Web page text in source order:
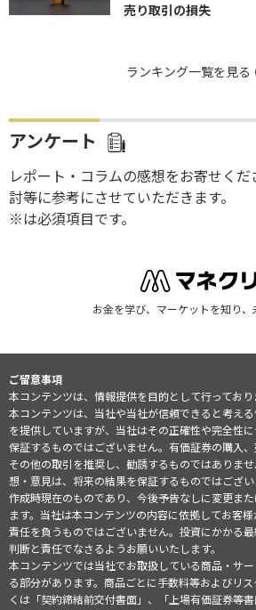
売り取引の損失
ランキング一覧を見る
アンケート
レポート・コラムの感想をお寄せく
討等に参考にさせていただきます。
※は必須項目です。
お金を学び、マーケットを知り、
ご留意事項
本コンテンツは、情報提供を目的として行っており
本コンテンツは、当社や当社が信頼できると考え
を提供していますが、当社はその正確性や完全性
保証するものではございません。有価証券の購入、
その他の取引を推奨し、勧誘するものではありま
想・意見は、将来の結果を保証するものではござ
作成時現在のものであり、今後予告なしに変更ま
ます。当社は本コンテンツの内容に依拠してお客
責任を負うものではございません。投資にかかる
判断と責任でなさるようお願いいたします。
本コンテンツでは当社でお取扱している商品・サ
る部分があります。商品ごとに手数料等およびリ
くは「契約締結前交付書面」、「上場有価証券等